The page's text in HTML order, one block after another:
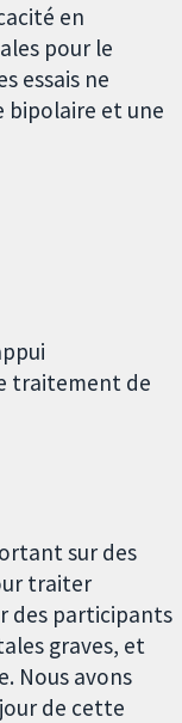
en
pour le
essais ne
bipolaire et une
traitement de
sur des
traiter
des participants
graves, et
Nous avons
de cette